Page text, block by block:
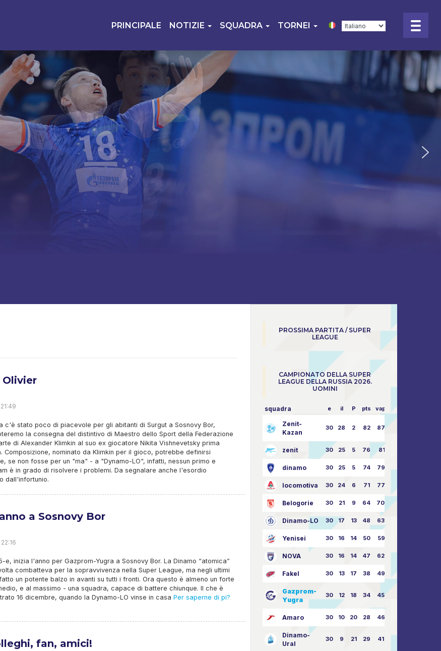
PRINCIPALE NOTIZIE SQUADRA TORNEI
Olivier
c'è stato poco di piacevole per gli abitanti di Surgut a Sosnovy Bor,
la consegna del distintivo di Maestro dello Sport della Federazione
di Alexander Klimkin al suo ex giocatore Nikita Vishnevetsky prima
Composizione, nominato da Klimkin per il gioco, potrebbe definirsi
se non fosse per un "ma" - a "Dynamo-LO", infatti, nessun primo e
è in grado di risolvere i problemi. Da segnalare anche l'esordio
dall'infortunio.
a Sosnovy Bor
e, inizia l'anno per Gazprom-Yugra a Sosnovy Bor. La Dinamo “atomica”
combatteva per la sopravvivenza nella Super League, ma negli ultimi
un potente balzo in avanti su tutti i fronti. Ora questo è almeno un forte
e al massimo - una squadra, capace di battere chiunque. Il che è
16 dicembre, quando la Dynamo-LO vinse in casa Per saperne di pi?
fan, amici!
PROSSIMA PARTITA / SUPER
LEAGUE
CAMPIONATO DELLA SUPER
LEAGUE DELLA RUSSIA 2026.
UOMINI
squadra e il P pts vapore
Zenit-
Kazan
30 28 2 82 87:24
zenit 30 25 5 76 81:21
dinamo 30 25 5 74 79:26
locomotiva 30 24 6 71 77:33
Belogorie 30 21 9 64 70:40
Dinamo-LO 30 17 13 48 63:57
Yenisei 30 16 14 50 59:53
NOVA 30 16 14 47 62:58
Fakel 30 13 17 38 49:62
Gazprom-
Yugra
30 12 18 34 45:63
Amaro 30 10 20 28 46:73
Dinamo-
Ural
30 9 21 29 41:70